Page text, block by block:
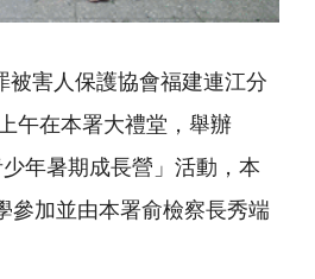
被害人保護協會福建連江分
午在本署大禮堂，舉辦
少年暑期成長營」活動，本
參加並由本署俞檢察長秀端